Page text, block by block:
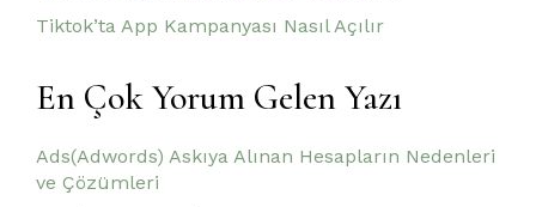
Tiktok’ta App Kampanyası Nasıl Açılır
En Çok Yorum Gelen Yazı
Ads(Adwords) Askıya Alınan Hesapların Nedenleri
ve Çözümleri